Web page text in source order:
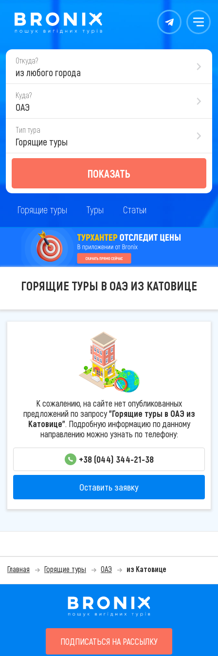
Контакты Меню
Откуда?
из любого города
Куда?
ОАЭ
Тип тура
Горящие туры
ПОКАЗАТЬ
Горящие туры Туры Статьи
ГОРЯЩИЕ ТУРЫ В ОАЭ ИЗ КАТОВИЦЕ
К сожалению, на сайте нет опубликованных
предложений по запросу"Горящие туры в ОАЭ из
Катовице". Подробную информацию по данному
направлению можно узнать по телефону:
+38 (044) 344-21-38
Оставить заявку
Главная Горящие туры ОАЭ из Катовице
ПОДПИСАТЬСЯ НА РАССЫЛКУ